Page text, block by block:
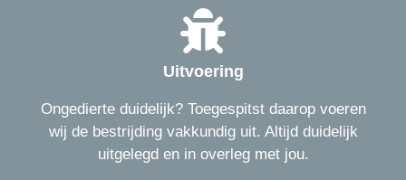
Uitvoering
Ongedierte duidelijk? Toegespitst daarop voeren
wij de bestrijding vakkundig uit. Altijd duidelijk
uitgelegd en in overleg met jou.